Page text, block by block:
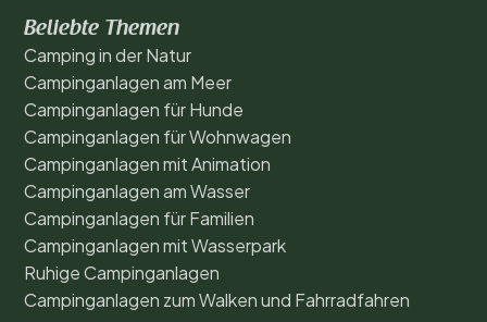
Beliebte Themen
Camping in der Natur
Campinganlagen am Meer
Campinganlagen für Hunde
Campinganlagen für Wohnwagen
Campinganlagen mit Animation
Campinganlagen am Wasser
Campinganlagen für Familien
Campinganlagen mit Wasserpark
Ruhige Campinganlagen
Campinganlagen zum Walken und Fahrradfahren